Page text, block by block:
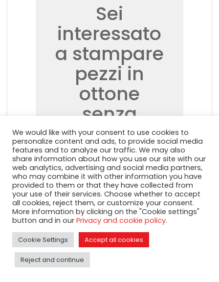
Sei
interessato
a stampare
pezzi in
ottone
senza
piombo?
Contattaci e saremo
lieti di darti
supporto!
sales@mecolpress.com
Tel. +39 030 25 60 110
Contattaci!
We would like with your consent to use cookies to
personalize content and ads, to provide social media
features and to analyze our traffic. We may also
share information about how you use our site with our
web analytics, advertising and social media partners,
who may combine it with other information you have
provided to them or that they have collected from
your use of their services. Choose whether to accept
all cookies, reject them, or customize your consent.
More information by clicking on the "Cookie settings"
button and in our Privacy and cookie policy.
Cookie Settings Accept all cookies
Reject and continue